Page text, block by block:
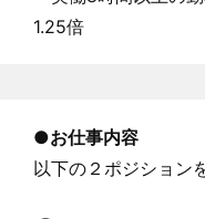
1.25倍
●お仕事内容
以下の２ポジション